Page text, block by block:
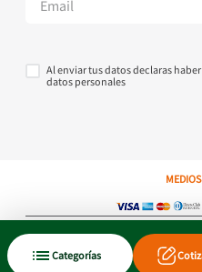
Categorías
Al enviar tus datos declaras
datos personales
Copyright © 2023 JEN SA. Derechos